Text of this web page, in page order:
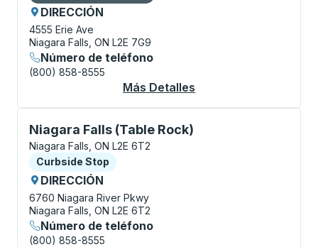
DIRECCIÓN
4555 Erie Ave
Niagara Falls, ON L2E 7G9
Número de teléfono
(800) 858-8555
Más Detalles
Niagara Falls (Table Rock)
Curbside Stop, utilice las teclas de flecha o la tecla
Niagara Falls, ON L2E 6T2
Curbside Stop
Curbside Stop
DIRECCIÓN
6760 Niagara River Pkwy
Niagara Falls, ON L2E 6T2
Número de teléfono
(800) 858-8555